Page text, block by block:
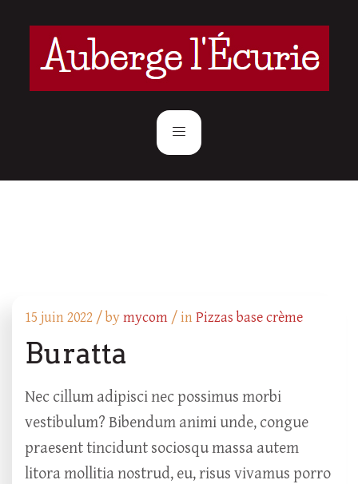
15 juin 2022 /bymycom / inPizzas base crème
Buratta
Nec cillum adipisci nec possimus morbi
vestibulum? Bibendum animi unde, congue
praesent tincidunt sociosqu massa autem
litora mollitia nostrud, eu, risus vivamus porro